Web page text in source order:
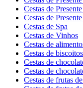
Cestas de
Cestas de
Cestas de Spa
Cestas de Vinhos
Cestas de
Cestas de
Cestas de
Cestas de
Cestas de frutas